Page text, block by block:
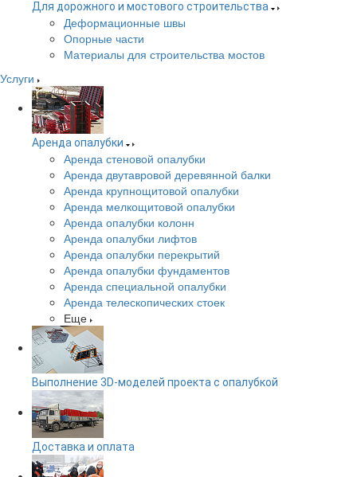
Для дорожного и мостового строительства
Деформационные швы
Опорные части
Материалы для строительства мостов
Услуги
Аренда опалубки
Аренда стеновой опалубки
Аренда двутавровой деревянной балки
Аренда крупнощитовой опалубки
Аренда мелкощитовой опалубки
Аренда опалубки колонн
Аренда опалубки лифтов
Аренда опалубки перекрытий
Аренда опалубки фундаментов
Аренда специальной опалубки
Аренда телескопических стоек
Еще
Выполнение 3D-моделей проекта с опалубкой
Доставка и оплата